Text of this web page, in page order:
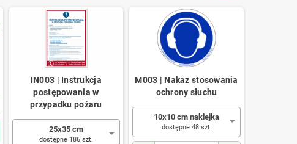
IN003 | Instrukcja
postępowania w
przypadku pożaru
25x35 cm
dostępne 186 szt.
M003 | Nakaz stosowania
ochrony słuchu
10x10 cm naklejka
dostępne 48 szt.